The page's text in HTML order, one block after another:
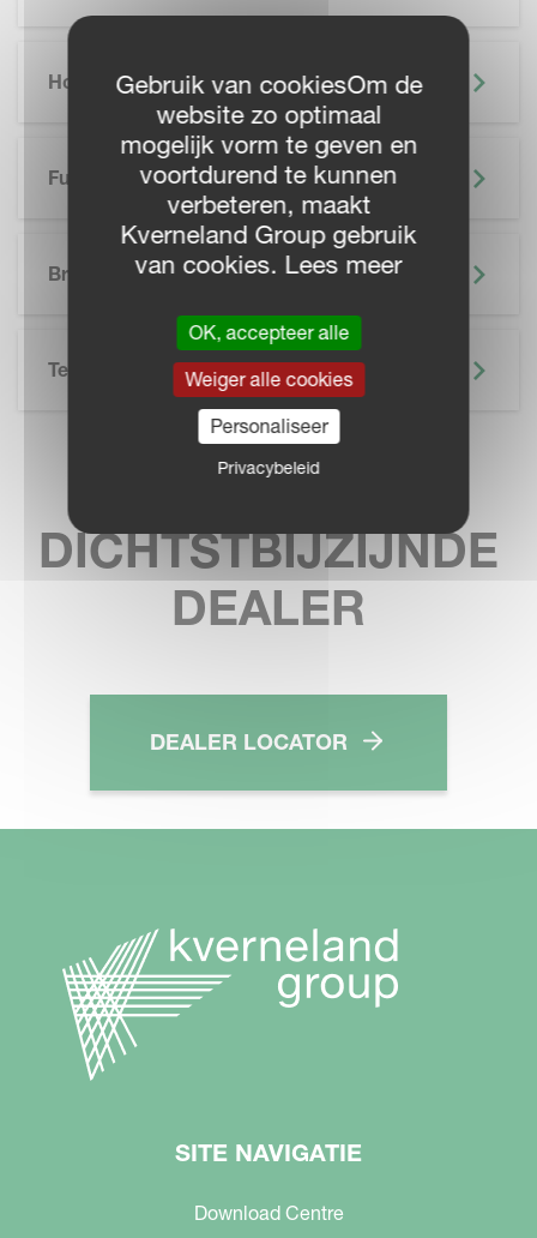
Hoogtepunten
Functionaliteiten
Brochure
SKIP BROCHURE
Technische Specificatie
VIND UW
DICHTSTBIJZIJNDE
DEALER
DEALER LOCATOR
SITE NAVIGATIE
Download Centre
Gebruik van cookiesOm de
website zo optimaal
mogelijk vorm te geven en
voortdurend te kunnen
verbeteren, maakt
Kverneland Group gebruik
van cookies. Lees meer
OK, accepteer alle
Weiger alle cookies
Personaliseer
Privacybeleid